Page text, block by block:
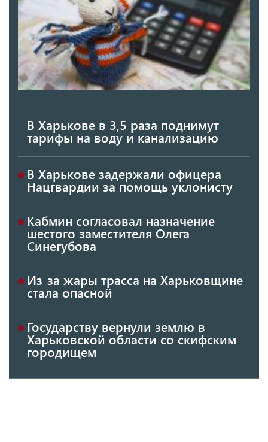
В Харькове в 3,5 раза поднимут
тарифы на воду и канализацию
В Харькове задержали офицера
Нацгвардии за помощь уклонисту
Кабмин согласовал назначение
шестого заместителя Олега
Синегубова
Из-за жары трасса на Харьковщине
стала опасной
Государству вернули землю в
Харьковской области со скифским
городищем